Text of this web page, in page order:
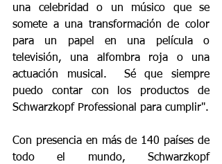
una celebridad o un músico que se
somete a una transformación de color
para un papel en una película o
televisión, una alfombra roja o una
actuación musical.  Sé que siempre
puedo contar con los productos de
Schwarzkopf Professional para cumplir".
Con presencia en más de 140 países de
todo el mundo, Schwarzkopf